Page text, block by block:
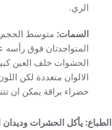
الري.
السمات:
المتواجدتان فوق رأسه
الحشوات خلف العين
الالوان متعددة لكن
خضراء براقة يمكن ان
الطباع: يأكل الحشرات